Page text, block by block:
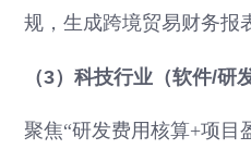
规，生成跨境贸易财务报
（3）科技行业（软件/研
聚焦“研发费用核算+项目